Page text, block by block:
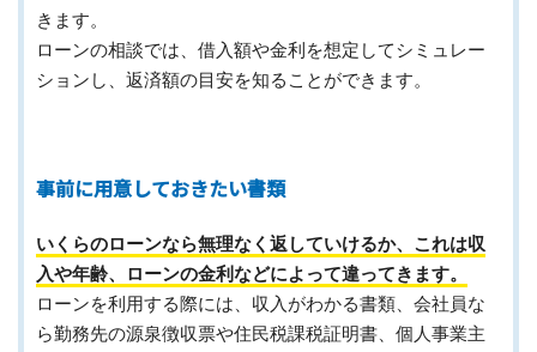
きます。
ローンの相談では、借入額や金利を想定してシミュレー
ションし、返済額の目安を知ることができます。
事前に用意しておきたい書類
いくらのローンなら無理なく返していけるか、これは収
入や年齢、ローンの金利などによって違ってきます。
ローンを利用する際には、収入がわかる書類、会社員な
ら勤務先の源泉徴収票や住民税課税証明書、個人事業主